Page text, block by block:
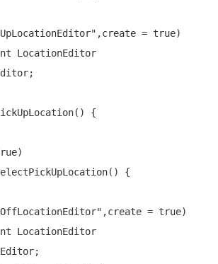
,create = true
LocationEditor
{
{
,create = true
LocationEditor